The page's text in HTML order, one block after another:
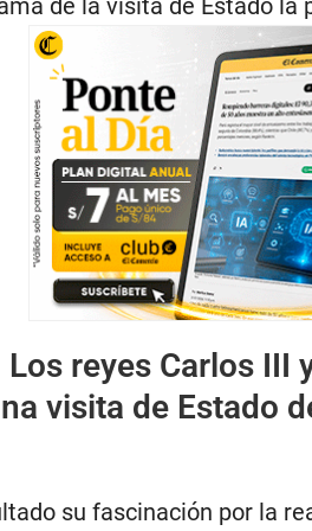
de la visita de Estado la
Los reyes Carlos III
visita de Estado
su fascinación por la